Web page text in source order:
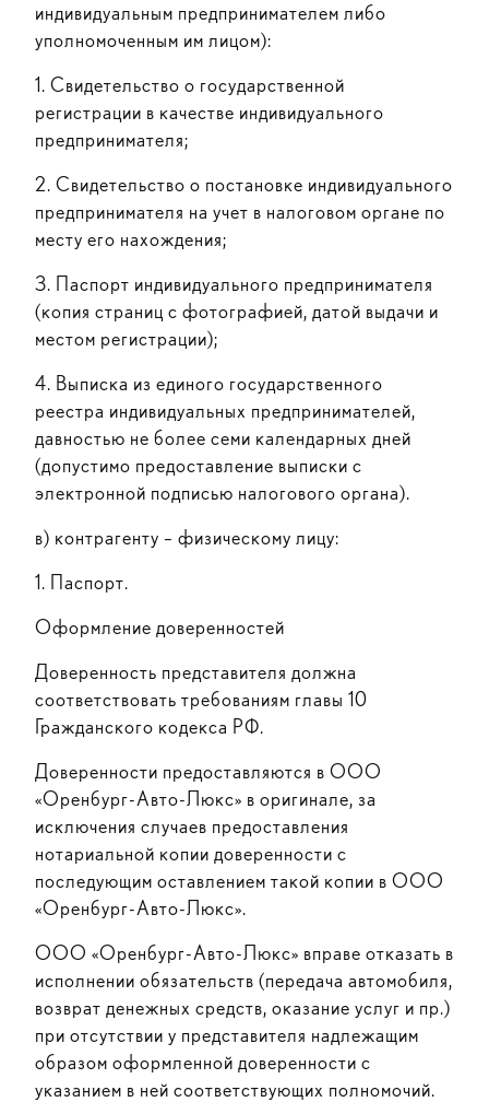
индивидуальным предпринимателем либо
уполномоченным им лицом):
1. Свидетельство о государственной
регистрации в качестве индивидуального
предпринимателя;
2. Свидетельство о постановке индивидуального
предпринимателя на учет в налоговом органе по
месту его нахождения;
3. Паспорт индивидуального предпринимателя
(копия страниц с фотографией, датой выдачи и
местом регистрации);
4. Выписка из единого государственного
реестра индивидуальных предпринимателей,
давностью не более семи календарных дней
(допустимо предоставление выписки с
электронной подписью налогового органа).
в) контрагенту – физическому лицу:
1. Паспорт.
Оформление доверенностей
Доверенность представителя должна
соответствовать требованиям главы 10
Гражданского кодекса РФ.
Доверенности предоставляются в ООО
«Оренбург-Авто-Люкс» в оригинале, за
исключения случаев предоставления
нотариальной копии доверенности с
последующим оставлением такой копии в ООО
«Оренбург-Авто-Люкс».
ООО «Оренбург-Авто-Люкс» вправе отказать в
исполнении обязательств (передача автомобиля,
возврат денежных средств, оказание услуг и пр.)
при отсутствии у представителя надлежащим
образом оформленной доверенности с
указанием в ней соответствующих полномочий.